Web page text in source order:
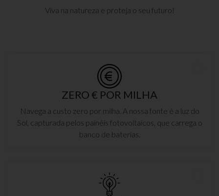
Viva na natureza e proteja o seu futuro!
ZERO € POR MILHA
Navega a custo zero por milha. A nossa fonte é a luz do
Sol, capturada pelos painéis fotovoltaicos, que carrega o
banco de baterias.